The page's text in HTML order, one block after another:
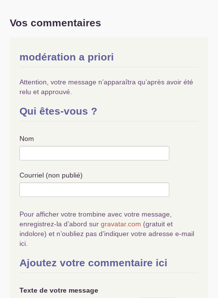
Vos commentaires
modération a priori
Attention, votre message n’apparaîtra qu’après avoir été
relu et approuvé.
Qui êtes-vous ?
Nom
Courriel (non publié)
Pour afficher votre trombine avec votre message,
enregistrez-la d’abord sur gravatar.com (gratuit et
indolore) et n’oubliez pas d’indiquer votre adresse e-mail
ici.
Ajoutez votre commentaire ici
Texte de votre message